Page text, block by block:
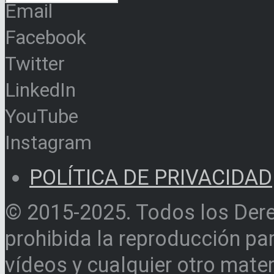
Email
Facebook
Twitter
LinkedIn
YouTube
Instagram
POLÍTICA DE PRIVACIDAD
© 2015-2025. Todos los
prohibida la reproducción
vídeos y cualquier otro